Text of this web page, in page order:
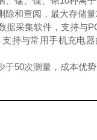
除和查阅，最大存储
据采集软件，支持与
持与常用手机充电
于50次测量，成本优